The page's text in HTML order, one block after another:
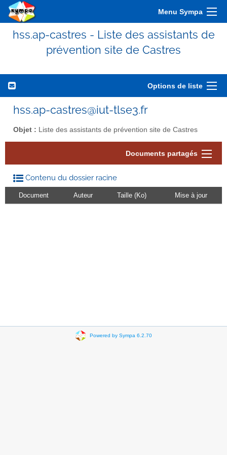
Menu Sympa
hss.ap-castres - Liste des assistants de
prévention site de Castres
Options de liste
hss.ap-castres@iut-tlse3.fr
Objet : Liste des assistants de prévention site de Castres
Documents partagés
Contenu du dossier racine
Document Auteur Taille (Ko) Mise à jour
Powered by Sympa 6.2.70